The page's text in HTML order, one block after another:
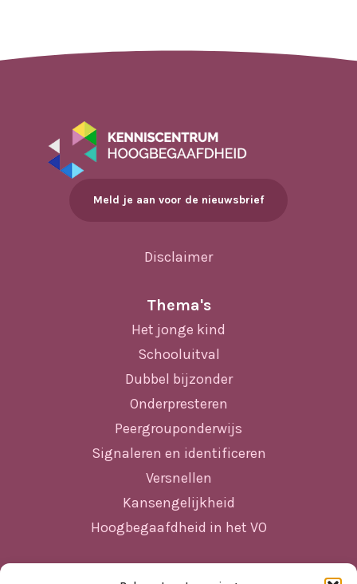
Meld je aan voor de nieuwsbrief
Disclaimer
Thema's
Het jonge kind
Schooluitval
Dubbel bijzonder
Onderpresteren
Peergrouponderwijs
Signaleren en identificeren
Versnellen
Kansengelijkheid
Hoogbegaafdheid in het VO